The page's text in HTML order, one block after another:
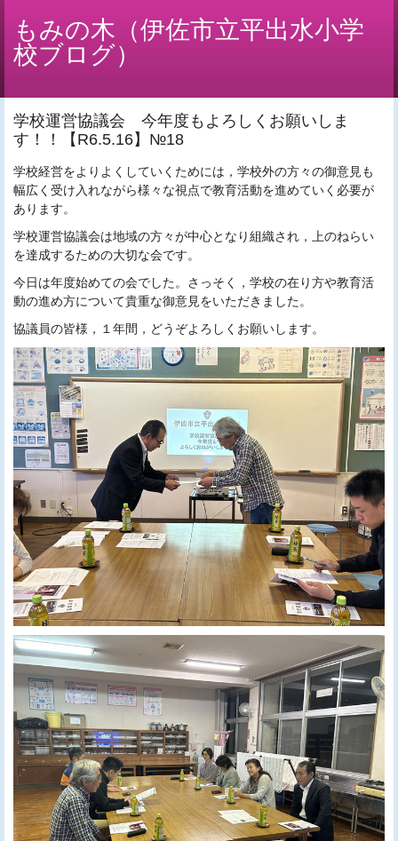
もみの木（伊佐市立平出水小学
校ブログ）
学校運営協議会 今年度もよろしくお願いしま
す！！【R6.5.16】№18
学校経営をよりよくしていくためには，学校外の方々の御意見も
幅広く受け入れながら様々な視点で教育活動を進めていく必要が
あります。
学校運営協議会は地域の方々が中心となり組織され，上のねらい
を達成するための大切な会です。
今日は年度始めての会でした。さっそく，学校の在り方や教育活
動の進め方について貴重な御意見をいただきました。
協議員の皆様，１年間，どうぞよろしくお願いします。